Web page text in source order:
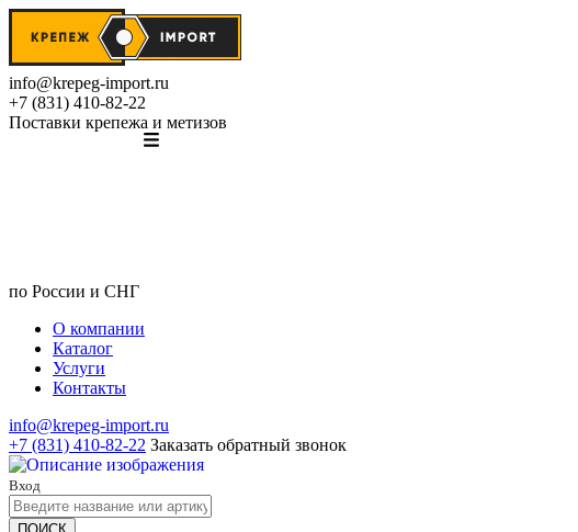
info@krepeg-import.ru
+7 (831) 410-82-22
Поставки крепежа и метизов
по России и СНГ
О компании
Каталог
Услуги
Контакты
info@krepeg-import.ru
+7 (831) 410-82-22 Заказать обратный звонок
Вход